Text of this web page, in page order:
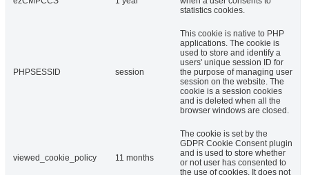
statistics cookies.
PHPSESSID session
This cookie is native to PHP
applications. The cookie is
used to store and identify a
users' unique session ID for
the purpose of managing user
session on the website. The
cookie is a session cookies
and is deleted when all the
browser windows are closed.
viewed_cookie_policy 11 months
The cookie is set by the
GDPR Cookie Consent plugin
and is used to store whether
or not user has consented to
the use of cookies. It does not